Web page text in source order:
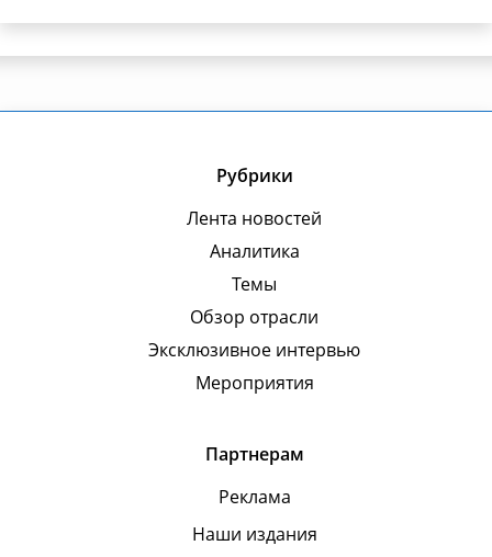
Рубрики
Лента новостей
Аналитика
Темы
Обзор отрасли
Эксклюзивное интервью
Мероприятия
Партнерам
Реклама
Наши издания